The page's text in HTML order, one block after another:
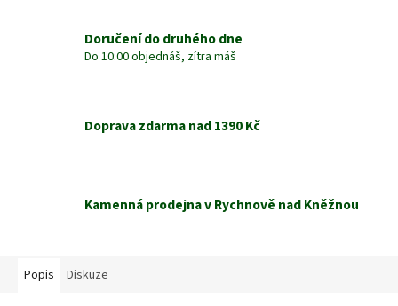
Doručení do druhého dne
Do 10:00 objednáš, zítra máš
Doprava zdarma nad 1390 Kč
Kamenná prodejna v Rychnově nad Kněžnou
Popis Diskuze